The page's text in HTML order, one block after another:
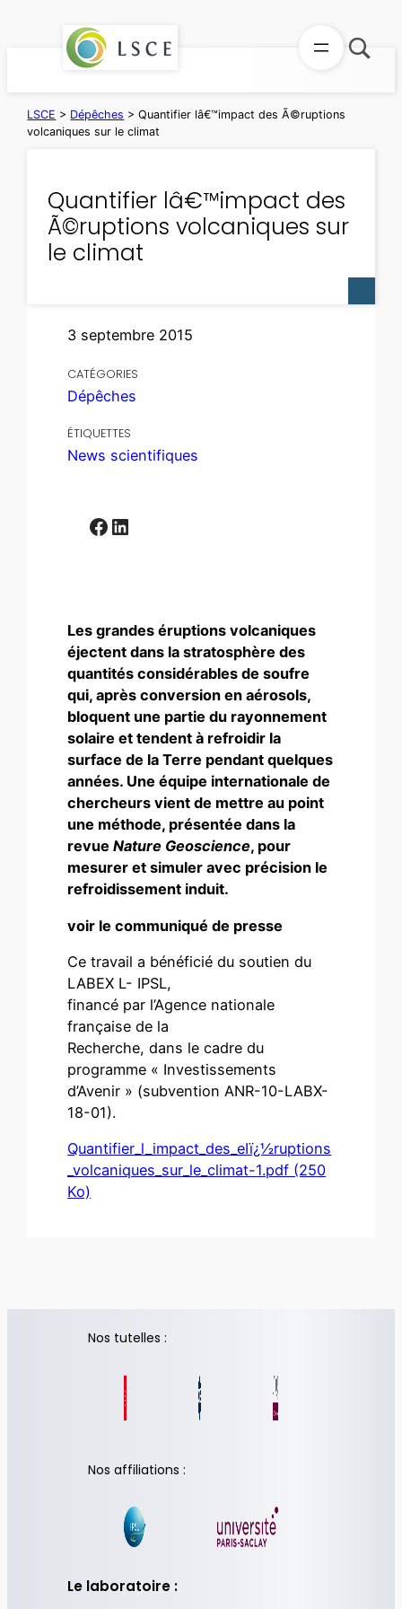
LSCE > Dépêches >Quantifier lâ€™impact des Ã©ruptions
volcaniques sur le climat
Quantifier lâ€™impact des
Ã©ruptions volcaniques sur
le climat
3 septembre 2015
CATÉGORIES
Dépêches
ÉTIQUETTES
News scientifiques
Facebook LinkedIn
Les grandes éruptions volcaniques
éjectent dans la stratosphère des
quantités considérables de soufre
qui, après conversion en aérosols,
bloquent une partie du rayonnement
solaire et tendent à refroidir la
surface de la Terre pendant quelques
années. Une équipe internationale de
chercheurs vient de mettre au point
une méthode, présentée dans la
revueNature Geoscience, pour
mesurer et simuler avec précision le
refroidissement induit.
voir le communiqué de presse
Ce travail a bénéficié du soutien du
LABEX L- IPSL,
financé par l’Agence nationale
française de la
Recherche, dans le cadre du
programme « Investissements
d’Avenir » (subvention ANR-10-LABX-
18-01).
Quantifier_l_impact_des_eIï¿½ruptions
_volcaniques_sur_le_climat-1.pdf (250
Ko)
Nos tutelles :
Nos affiliations :
Le laboratoire :